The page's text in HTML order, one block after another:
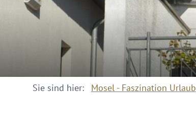
Sie sind hier: Mosel - Faszination Urlaub